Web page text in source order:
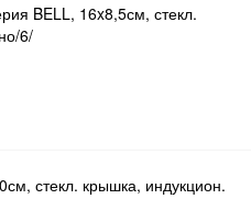
BELL, 16x8,5см, стекл.
6/
стекл. крышка, индукцион.